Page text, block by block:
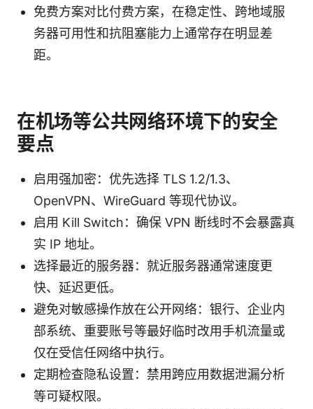
免费方案对比付费方案，在稳定性、跨地域服
务器可用性和抗阻塞能力上通常存在明显差
距。
在机场等公共网络环境下的安全
要点
启用强加密：优先选择 TLS 1.2/1.3、
OpenVPN、WireGuard 等现代协议。
启用 Kill Switch：确保 VPN 断线时不会暴露真
实 IP 地址。
选择最近的服务器：就近服务器通常速度更
快、延迟更低。
避免对敏感操作放在公开网络：银行、企业内
部系统、重要账号等最好临时改用手机流量或
仅在受信任网络中执行。
定期检查隐私设置：禁用跨应用数据泄漏分析
等可疑权限。